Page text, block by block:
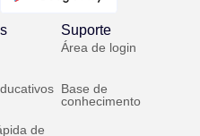
de
Suporte
Área de login
Base de
conhecimento